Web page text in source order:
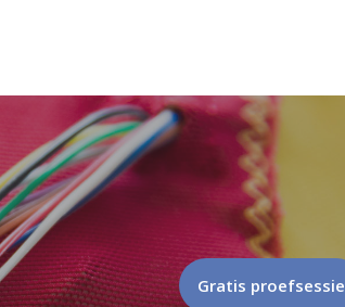
Gratis proefsessie